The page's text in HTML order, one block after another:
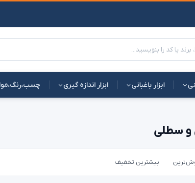
ابزار باغبانی ابزار اندازه گیری
و سطلی
بیشترین تخفیف